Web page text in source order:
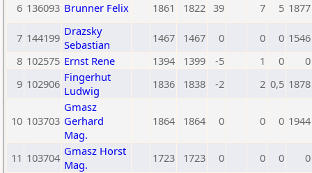
6 136093 Brunner Felix 1861 1822 39 7 5 1877
7 144199 Drazsky
Sebastian
1467 1467 0 0 0 1546
8 102575 Ernst Rene 1394 1399 -5 1 0
0
9 102906 Fingerhut
Ludwig
1836 1838 -2 2 0,5 1878
10 103703
Gmasz
Gerhard
Mag.
1864 1864 0 0 0 1944
11 103704 Gmasz Horst
Mag.
1723 1723 0 0 0 0